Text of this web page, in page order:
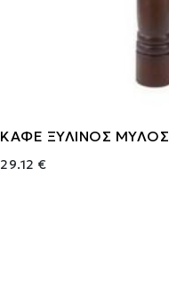
ΚΑΦΕ ΞΥΛΙΝΟΣ
29.12 €